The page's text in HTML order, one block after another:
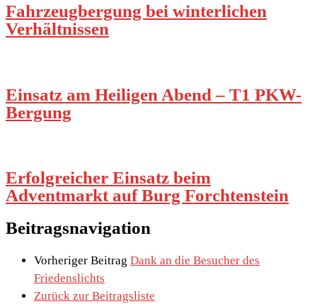
Fahrzeugbergung bei winterlichen
Verhältnissen
Einsatz am Heiligen Abend – T1 PKW-
Bergung
Erfolgreicher Einsatz beim
Adventmarkt auf Burg Forchtenstein
Beitragsnavigation
Vorheriger Beitrag Dank an die Besucher des
Friedenslichts
Zurück zur Beitragsliste